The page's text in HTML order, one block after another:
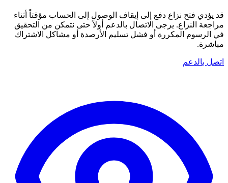
قد يؤدي فتح نزاع دفع إلى إيقاف الوصول إلى الحساب مؤقتاً أثناء
مراجعة النزاع. يرجى الاتصال بالدعم أولاً حتى نتمكن من التحقيق
في الرسوم المكررة أو فشل تسليم الأرصدة أو مشاكل الاشتراك
مباشرة.
اتصل بالدعم